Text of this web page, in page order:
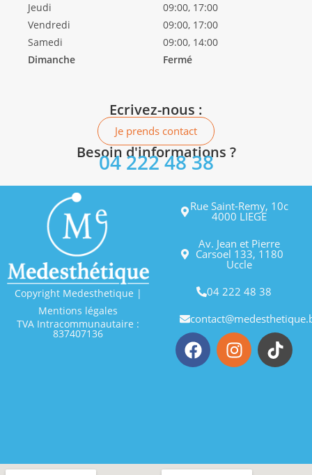
Jeudi
Vendredi
Samedi
Dimanche
09:00, 17:00
09:00, 17:00
09:00, 14:00
Fermé
Ecrivez-nous :
Je prends contact
Besoin d'informations ?
04 222 48 38
Copyright Medesthetique |
Mentions légales
TVA Intracommunautaire :
837407136
Rue Saint-Remy, 10c
4000 LIEGE
Av. Jean et Pierre
Carsoel 133, 1180
Uccle
04 222 48 38